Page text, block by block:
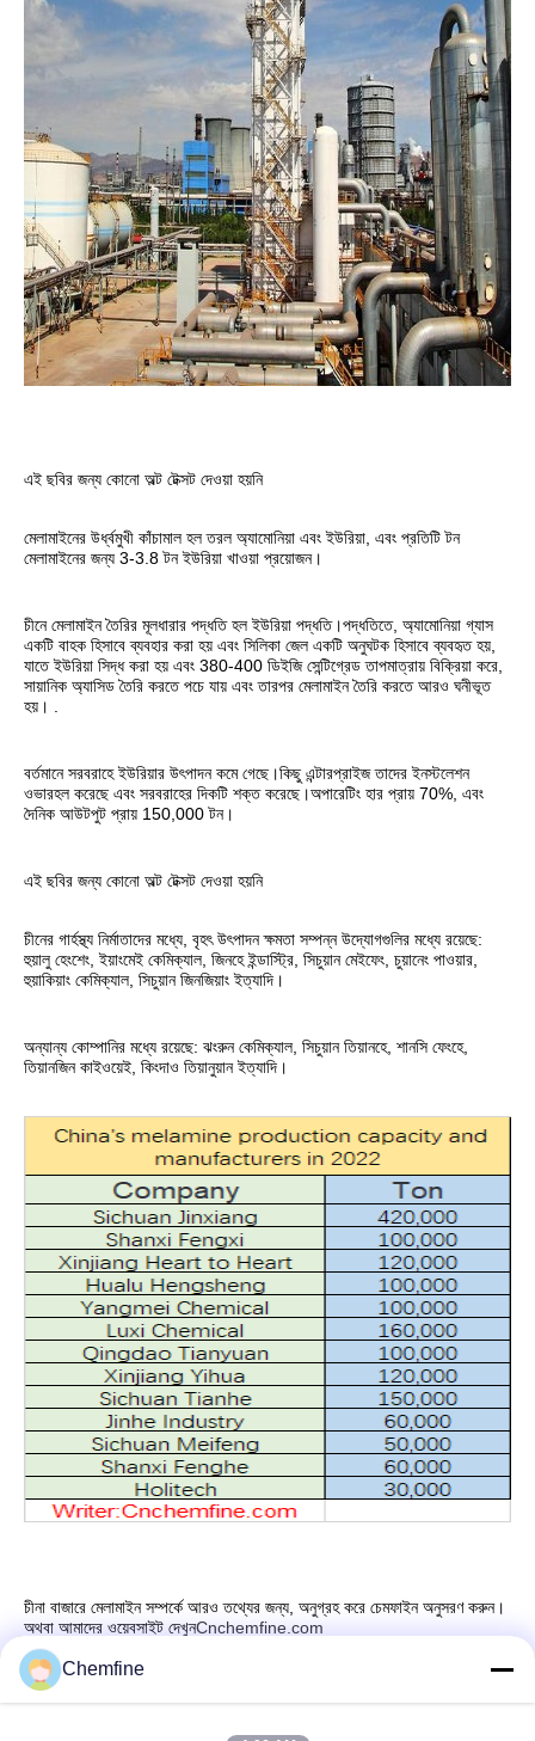
এই ছবির জন্য কোনো অল্ট টেক্সট দেওয়া হয়নি
মেলামাইনের উর্ধ্বমুখী কাঁচামাল হল তরল অ্যামোনিয়া এবং ইউরিয়া, এবং প্রতিটি টন
মেলামাইনের জন্য 3-3.8 টন ইউরিয়া খাওয়া প্রয়োজন।
চীনে মেলামাইন তৈরির মূলধারার পদ্ধতি হল ইউরিয়া পদ্ধতি।পদ্ধতিতে, অ্যামোনিয়া গ্যাস
একটি বাহক হিসাবে ব্যবহার করা হয় এবং সিলিকা জেল একটি অনুঘটক হিসাবে ব্যবহৃত হয়,
যাতে ইউরিয়া সিদ্ধ করা হয় এবং 380-400 ডিইজি সেন্টিগ্রেড তাপমাত্রায় বিক্রিয়া করে,
সায়ানিক অ্যাসিড তৈরি করতে পচে যায় এবং তারপর মেলামাইন তৈরি করতে আরও ঘনীভূত
হয়। .
বর্তমানে সরবরাহে ইউরিয়ার উৎপাদন কমে গেছে।কিছু এন্টারপ্রাইজ তাদের ইনস্টলেশন
ওভারহল করেছে এবং সরবরাহের দিকটি শক্ত করেছে।অপারেটিং হার প্রায় 70%, এবং
দৈনিক আউটপুট প্রায় 150,000 টন।
এই ছবির জন্য কোনো অল্ট টেক্সট দেওয়া হয়নি
চীনের গার্হস্থ্য নির্মাতাদের মধ্যে, বৃহৎ উৎপাদন ক্ষমতা সম্পন্ন উদ্যোগগুলির মধ্যে রয়েছে:
হুয়ালু হেংশেং, ইয়াংমেই কেমিক্যাল, জিনহে ইন্ডাস্ট্রি, সিচুয়ান মেইফেং, চুয়ানেং পাওয়ার,
হুয়াকিয়াং কেমিক্যাল, সিচুয়ান জিনজিয়াং ইত্যাদি।
অন্যান্য কোম্পানির মধ্যে রয়েছে: ঝংরুন কেমিক্যাল, সিচুয়ান তিয়ানহে, শানসি ফেংহে,
তিয়ানজিন কাইওয়েই, কিংদাও তিয়ানুয়ান ইত্যাদি।
চীনা বাজারে মেলামাইন সম্পর্কে আরও তথ্যের জন্য, অনুগ্রহ করে চেমফাইন অনুসরণ করুন।
অথবা আমাদের ওয়েবসাইট দেখুনCnchemfine.com
Chemfine